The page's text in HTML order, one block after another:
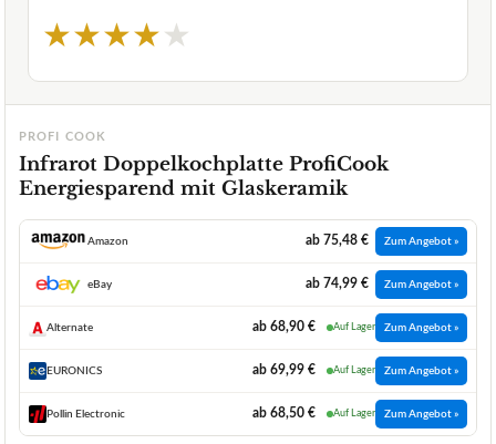
★★★★★
PROFI COOK
Infrarot Doppelkochplatte ProfiCook
Energiesparend mit Glaskeramik
Amazon ab 75,48 € Zum Angebot »
eBay ab 74,99 € Zum Angebot »
Alternate ab 68,90 € Auf Lager Zum Angebot »
EURONICS ab 69,99 € Auf Lager Zum Angebot »
Pollin Electronic ab 68,50 € Auf Lager Zum Angebot »